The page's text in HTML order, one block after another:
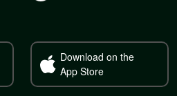
Download on the
App Store